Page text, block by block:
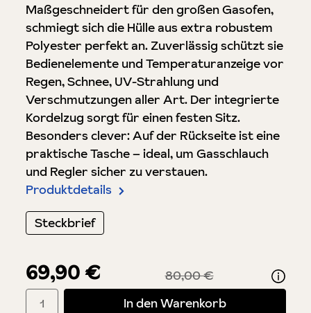
69,90 € 80,00 €
Maßgeschneidert für den großen Gasofen,
schmiegt sich die Hülle aus extra robustem
Polyester perfekt an. Zuverlässig schützt sie
Bedienelemente und Temperaturanzeige vor
Regen, Schnee, UV-Strahlung und
Verschmutzungen aller Art. Der integrierte
Kordelzug sorgt für einen festen Sitz.
Besonders clever: Auf der Rückseite ist eine
praktische Tasche – ideal, um Gasschlauch
und Regler sicher zu verstauen.
Produktdetails
Steckbrief
Produkt Anzahl: Gib den gewünschten Wert ein oder benutze
In den Warenkorb